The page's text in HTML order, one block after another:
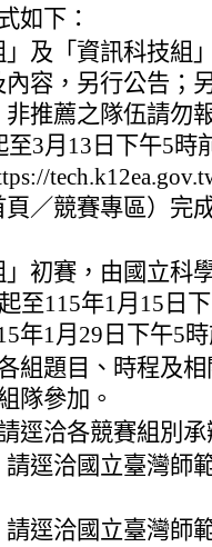
如下：
」及「資訊科技組
內容，另行公告；
推薦之隊伍請勿
至3月13日下午5時
／競賽專區）完
」初賽，由國立科
至115年1月15日
年1月29日下午5
組題目、時程及
隊參加。
逕洽各競賽組別
逕洽國立臺灣師
逕洽國立臺灣師